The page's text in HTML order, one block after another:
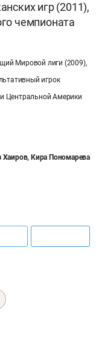
игр (2011),
чемпионата
Мировой лиги (2009),
игрок
Центральной Америки
Хаиров, Кира Пономарева